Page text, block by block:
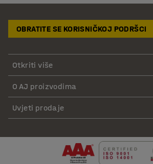
OBRATITE SE KORISNIČKOJ PODRŠCI
Otkriti više
O AJ proizvodima
Uvjeti prodaje